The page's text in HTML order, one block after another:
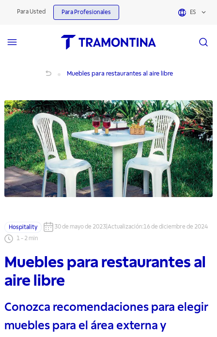
Para Usted Para Profesionales ES
Muebles para restaurantes al aire libre
Hospitality 30 de mayo de 2023 Actualización:16 de diciembre de 2024
1- 2 min
Muebles para restaurantes al
aire libre
Conozca recomendaciones para elegir
muebles para el área externa y